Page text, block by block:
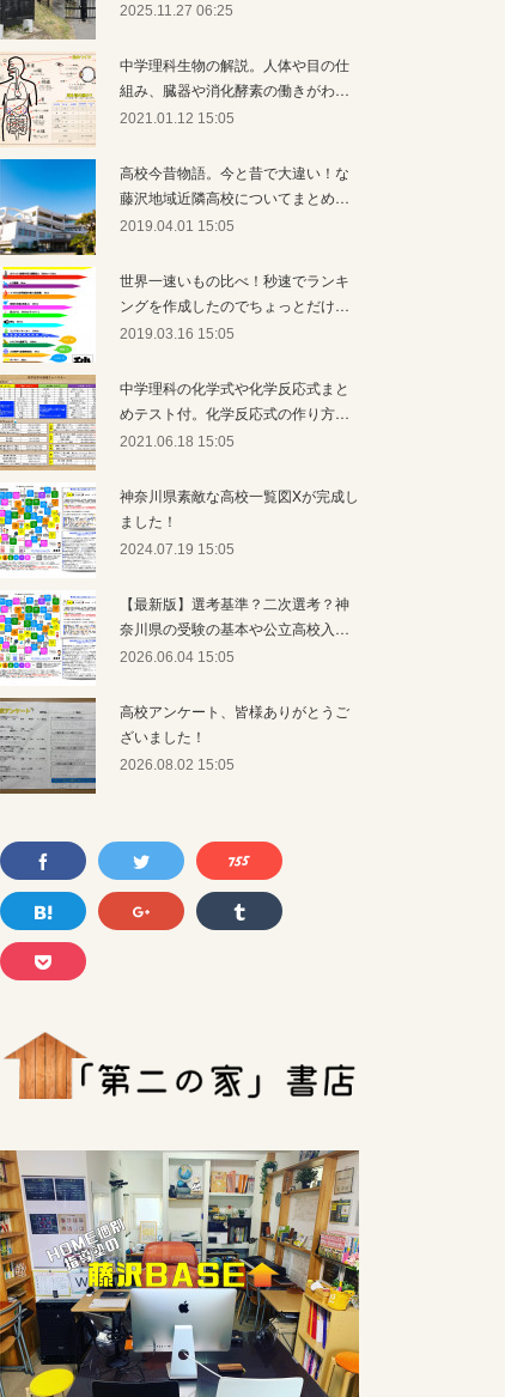
2025.11.27 06:25
中学理科生物の解説。人体や目の仕
組み、臓器や消化酵素の働きがわ…
2021.01.12 15:05
高校今昔物語。今と昔で大違い！な
藤沢地域近隣高校についてまとめ…
2019.04.01 15:05
世界一速いもの比べ！秒速でランキ
ングを作成したのでちょっとだけ…
2019.03.16 15:05
中学理科の化学式や化学反応式まと
めテスト付。化学反応式の作り方…
2021.06.18 15:05
神奈川県素敵な高校一覧図Xが完成し
ました！
2024.07.19 15:05
【最新版】選考基準？二次選考？神
奈川県の受験の基本や公立高校入…
2026.06.04 15:05
高校アンケート、皆様ありがとうご
ざいました！
2026.08.02 15:05